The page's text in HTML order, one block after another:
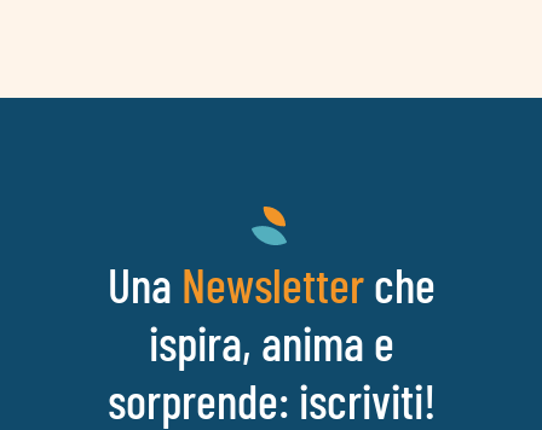
Una Newsletterche
ispira, anima e
sorprende: iscriviti!